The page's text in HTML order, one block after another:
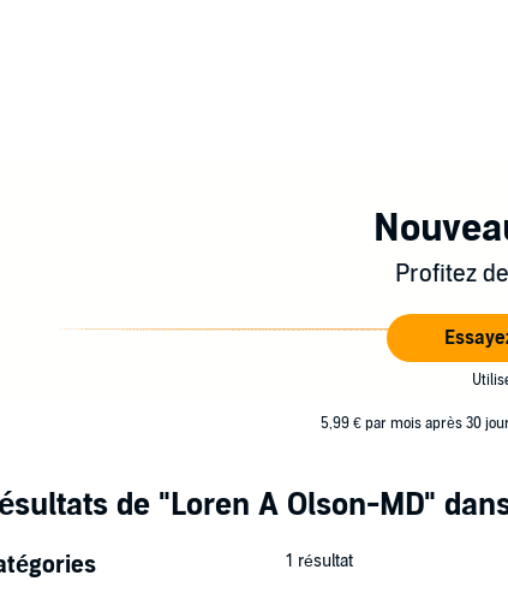
Profitez
5,99 € par mois après 30
de "Loren A Olson-MD"
1 résultat